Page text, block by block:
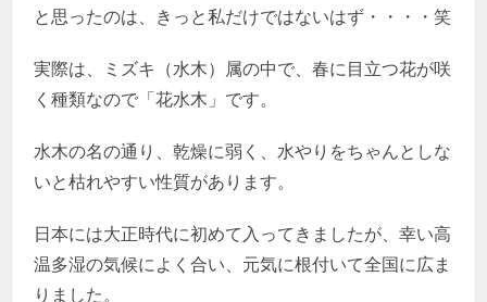
と思ったのは、きっと私だけではないはず・・・・笑
実際は、ミズキ（水木）属の中で、春に目立つ花が咲
く種類なので「花水木」です。
水木の名の通り、乾燥に弱く、水やりをちゃんとしな
いと枯れやすい性質があります。
日本には大正時代に初めて入ってきましたが、幸い高
温多湿の気候によく合い、元気に根付いて全国に広ま
りました。